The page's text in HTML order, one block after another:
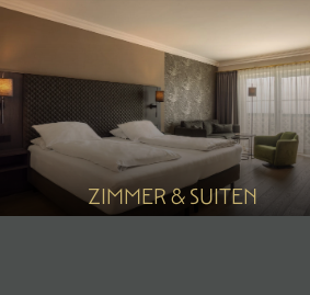
ZIMMER & SUITEN